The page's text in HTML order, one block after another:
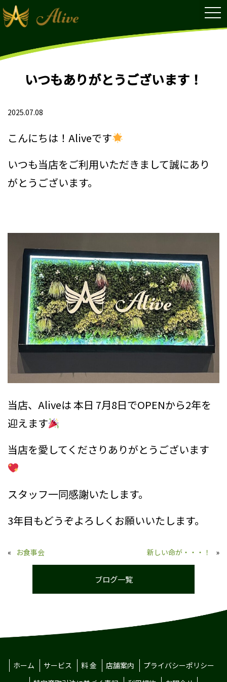
いつもありがとうございます！
2025.07.08
こんにちは！Aliveです
いつも当店をご利用いただきまして誠にあり
がとうございます。
当店、Aliveは 本日 7月8日でOPENから2年を
迎えます
当店を愛してくださりありがとうございます
スタッフ一同感謝いたします。
3年目もどうぞよろしくお願いいたします。
« お食事会 新しい命が・・・！ »
ブログ一覧
ホーム サービス 料 金 店舗案内
プライバシーポリシー